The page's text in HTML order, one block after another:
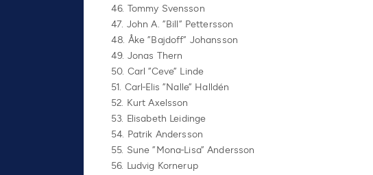
46. Tommy Svensson
47. John A. ”Bill” Pettersson
48. Åke ”Bajdoff” Johansson
49. Jonas Thern
50. Carl ”Ceve” Linde
51. Carl-Elis ”Nalle” Halldén
52. Kurt Axelsson
53. Elisabeth Leidinge
54. Patrik Andersson
55. Sune ”Mona-Lisa” Andersson
56. Ludvig Kornerup